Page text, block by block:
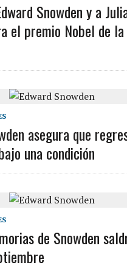
Snowden y a
el premio Nobel de la
asegura que
una condición
de Snowden